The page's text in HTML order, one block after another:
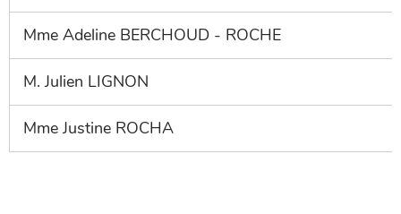
Mme Adeline BERCHOUD - ROCHE
M. Julien LIGNON
Mme Justine ROCHA